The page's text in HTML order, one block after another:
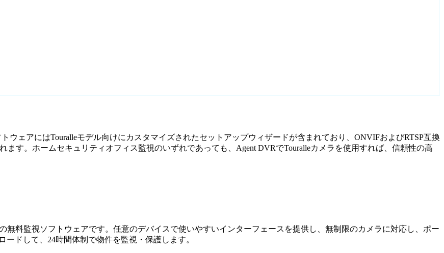
ウェアにはTouralleモデル向けにカスタマイズされたセットアップウィザードが含まれており、ONVIFおよびRTSP互換
す。ホームセキュリティオフィス監視のいずれであっても、Agent DVRでTouralleカメラを使用すれば、信頼性の高
無料監視ソフトウェアです。任意のデバイスで使いやすいインターフェースを提供し、無制限のカメラに対応し、ポー
ドして、24時間体制で物件を監視・保護します。